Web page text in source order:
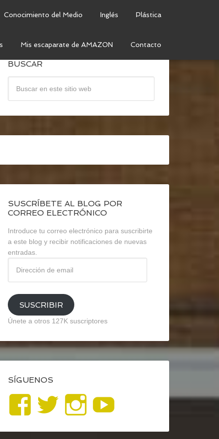
Conocimiento del Medio Inglés Plástica
Mis escaparate de AMAZON Contacto
BUSCAR
SUSCRÍBETE AL BLOG POR
CORREO ELECTRÓNICO
Introduce tu correo electrónico para suscribirte
a este blog y recibir notificaciones de nuevas
entradas.
email
SUSCRIBIR
Únete a otros 127K suscriptores
SÍGUENOS
Ver
perfil
Ver
perfil
Ver
perfil
YouTube